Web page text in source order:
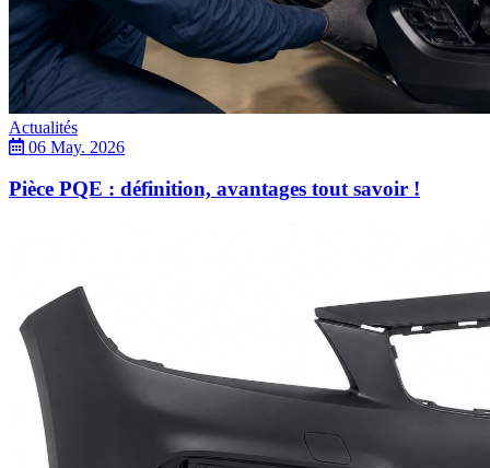
Actualités
06 May. 2026
Pièce PQE : définition, avantages tout savoir !